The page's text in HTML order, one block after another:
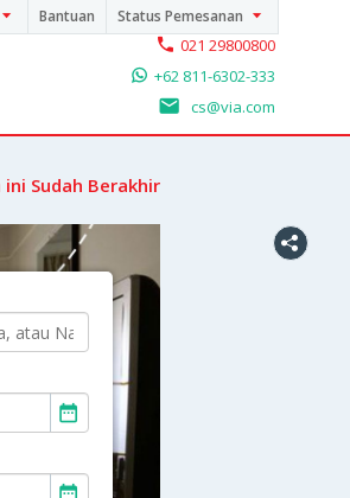
Bantuan Status Pemesanan
021 29800800
+62 811-6302-333
cs@via.com
ini Sudah Berakhir